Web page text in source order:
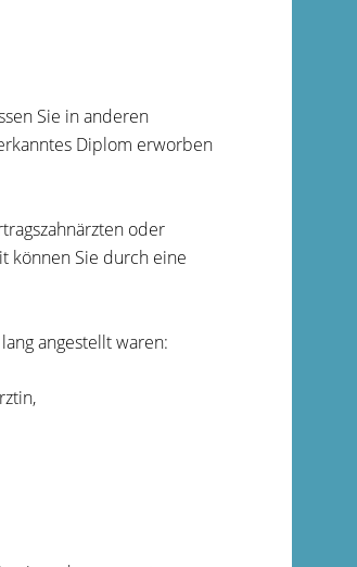
Sie in anderen
Diplom erworben
oder
können Sie durch eine
angestellt waren: